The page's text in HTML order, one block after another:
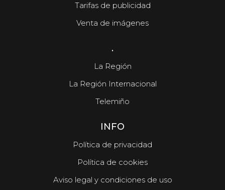
Tarifas de publicidad
Venta de imágenes
.
La Región
La Región Internacional
Telemiño
INFO
Política de privacidad
Política de cookies
Aviso legal y condiciones de uso